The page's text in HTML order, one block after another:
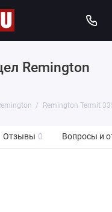
Remington
Remington Termit
Отзывы 0 Вопросы и